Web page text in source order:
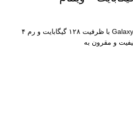
گوشی موبایل سامسونگ Galaxy A16 با ظرفیت ۱۲۸ گیگابایت و رم ۴
و مقرون به